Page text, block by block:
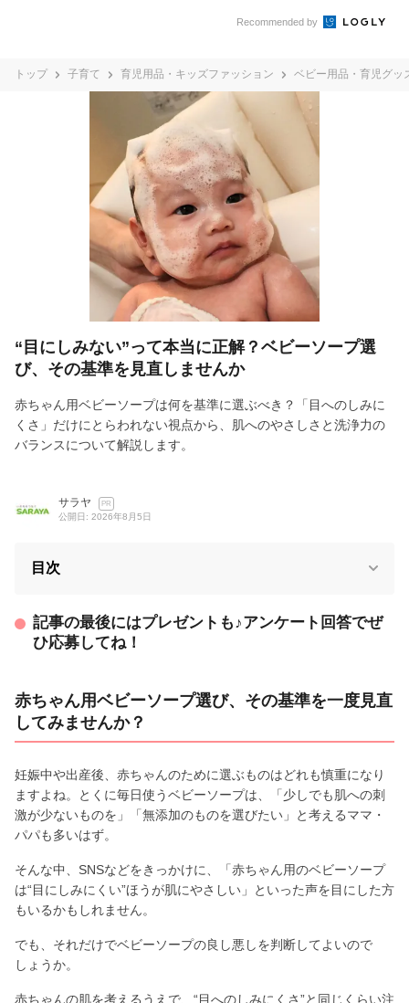
Recommended by
トップ 子育て 育児用品・キッズファッション ベビー用品・育児グッ
“目にしみない”って本当に正解？ベビーソープ選
び、その基準を見直しませんか
赤ちゃん用ベビーソープは何を基準に選ぶべき？「目へのしみに
くさ」だけにとらわれない視点から、肌へのやさしさと洗浄力の
バランスについて解説します。
サラヤ PR
公開日: 2026年8月5日
目次
記事の最後にはプレゼントも♪アンケート回答でぜ
ひ応募してね！
赤ちゃん用ベビーソープ選び、その基準を一度見直
してみませんか？
妊娠中や出産後、赤ちゃんのために選ぶものはどれも慎重になり
ますよね。とくに毎日使うベビーソープは、「少しでも肌への刺
激が少ないものを」「無添加のものを選びたい」と考えるママ・
パパも多いはず。
そんな中、SNSなどをきっかけに、「赤ちゃん用のベビーソープ
は“目にしみにくい”ほうが肌にやさしい」といった声を目にした方
もいるかもしれません。
でも、それだけでベビーソープの良し悪しを判断してよいので
しょうか。
赤ちゃんの肌を考えるうえで、“目へのしみにくさ”と同じくらい注